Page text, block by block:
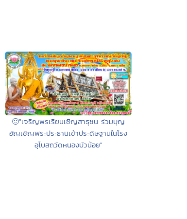
🙂"เจริญพรเรียนเชิญสาธุชน ร่วมบุญ
อัญเชิญพระประธานเข้าประดิษฐานในโรง
อุโบสถวัดหนองบัวน้อย"